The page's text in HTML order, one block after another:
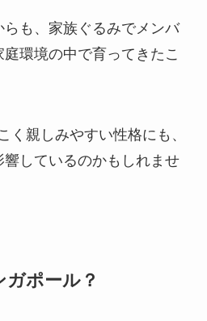
も、家族ぐるみでメンバ
環境の中で育ってきたこ
く親しみやすい性格にも、
しているのかもしれませ
ポール？